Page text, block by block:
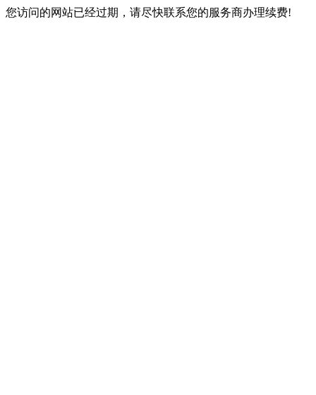
您访问的网站已经过期，请尽快联系您的服务商办理续费!